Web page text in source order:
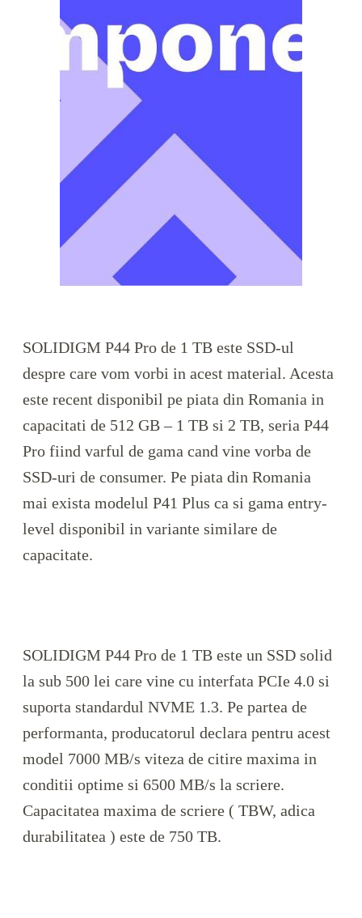
SOLIDIGM P44 Pro de 1 TB este SSD-ul
despre care vom vorbi in acest material. Acesta
este recent disponibil pe piata din Romania in
capacitati de 512 GB – 1 TB si 2 TB, seria P44
Pro fiind varful de gama cand vine vorba de
SSD-uri de consumer. Pe piata din Romania
mai exista modelul P41 Plus ca si gama entry-
level disponibil in variante similare de
capacitate.
SOLIDIGM P44 Pro de 1 TB este un SSD solid
la sub 500 lei care vine cu interfata PCIe 4.0 si
suporta standardul NVME 1.3. Pe partea de
performanta, producatorul declara pentru acest
model 7000 MB/s viteza de citire maxima in
conditii optime si 6500 MB/s la scriere.
Capacitatea maxima de scriere ( TBW, adica
durabilitatea ) este de 750 TB.